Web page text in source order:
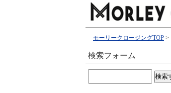
モーリークロージングTOP >
検索フォーム